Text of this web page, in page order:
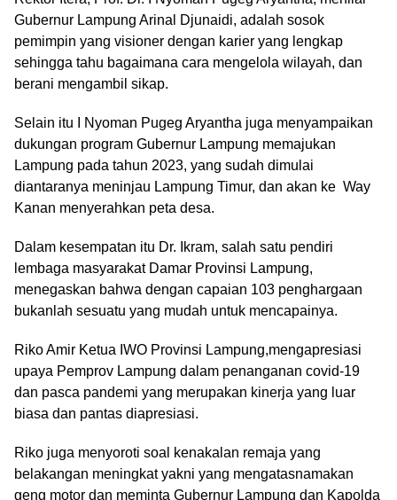
Gubernur Lampung Arinal Djunaidi, adalah sosok
pemimpin yang visioner dengan karier yang lengkap
sehingga tahu bagaimana cara mengelola wilayah, dan
berani mengambil sikap.
Selain itu I Nyoman Pugeg Aryantha juga menyampaikan
dukungan program Gubernur Lampung memajukan
Lampung pada tahun 2023, yang sudah dimulai
diantaranya meninjau Lampung Timur, dan akan ke Way
Kanan menyerahkan peta desa.
Dalam kesempatan itu Dr. Ikram, salah satu pendiri
lembaga masyarakat Damar Provinsi Lampung,
menegaskan bahwa dengan capaian 103 penghargaan
bukanlah sesuatu yang mudah untuk mencapainya.
Riko Amir Ketua IWO Provinsi Lampung,mengapresiasi
upaya Pemprov Lampung dalam penanganan covid-19
dan pasca pandemi yang merupakan kinerja yang luar
biasa dan pantas diapresiasi.
Riko juga menyoroti soal kenakalan remaja yang
belakangan meningkat yakni yang mengatasnamakan
geng motor dan meminta Gubernur Lampung dan Kapolda